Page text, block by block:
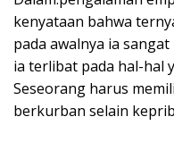
kenyataan bahwa
pada awalnya ia
ia terlibat pada hal-hal
Seseorang harus
berkurban selain